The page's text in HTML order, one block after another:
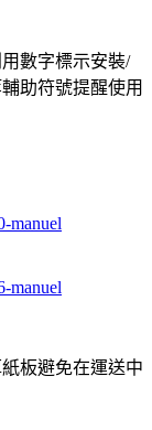
數字標示安裝/
助符號提醒使用
manuel
manuel
板避免在運送中